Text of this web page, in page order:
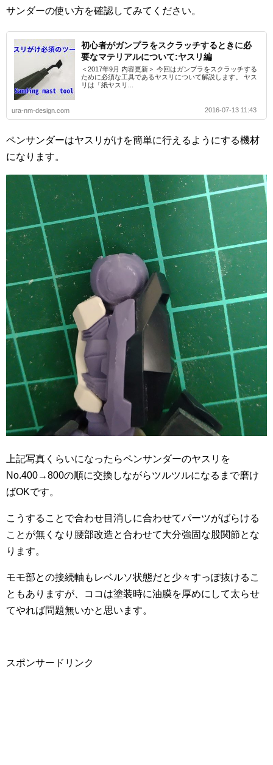
サンダーの使い方を確認してみてください。
初心者がガンプラをスクラッチするときに必
要なマテリアルについて:ヤスリ編
＜2017年9月 内容更新＞ 今回はガンプラをスクラッチする
ために必須な工具であるヤスリについて解説します。 ヤス
リは「紙ヤスリ...
ura-nm-design.com 2016-07-13 11:43
ペンサンダーはヤスリがけを簡単に行えるようにする機材
になります。
上記写真くらいになったらペンサンダーのヤスリを
No.400→800の順に交換しながらツルツルになるまで磨け
ばOKです。
こうすることで合わせ目消しに合わせてパーツがばらける
ことが無くなり腰部改造と合わせて大分強固な股関節とな
ります。
モモ部との接続軸もレベルソ状態だと少々すっぽ抜けるこ
ともありますが、ココは塗装時に油膜を厚めにして太らせ
てやれば問題無いかと思います。
スポンサードリンク